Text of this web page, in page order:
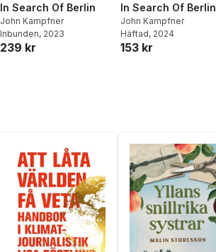
In Search Of Berlin
John Kampfner
Inbunden, 2023
239 kr
In Search Of Berlin
John Kampfner
Häftad, 2024
153 kr